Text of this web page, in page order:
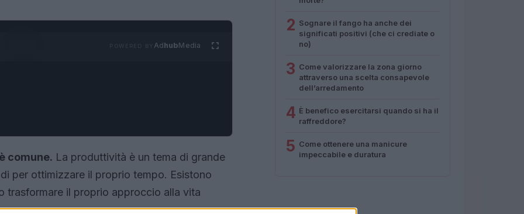
AdhubMedia
comune. La produttività è un tema di grande
per ottimizzare il proprio tempo. Esistono
trasformare il proprio approccio alla vita
2 Sognare il fango ha anche dei
significati positivi (che ci crediate o
no)
3 Come valorizzare la zona giorno
attraverso una scelta consapevole
dell’arredamento
4 È benefico esercitarsi quando si ha il
raffreddore?
5 Come ottenere una manicure
impeccabile e duratura